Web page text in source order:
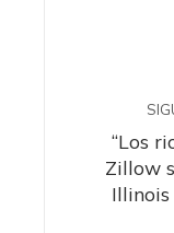
“Los
Zillow